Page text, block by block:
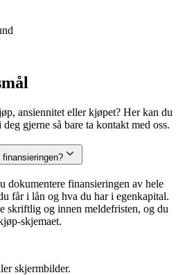
ansiennitet eller kjøpet? Her kan du
gjerne så bare ta kontakt med oss.
finansieringen?
dokumentere finansieringen av hele
får i lån og hva du har i egenkapital.
skriftlig og innen meldefristen, og du
skjemaet.
skjermbilder.